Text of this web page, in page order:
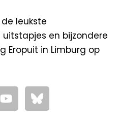
leukste
en bijzondere
Eropuit in Limburg op
Y
o
u